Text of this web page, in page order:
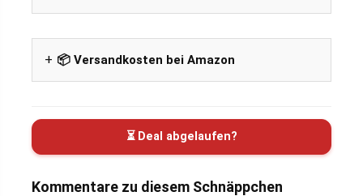
📦 Versandkosten bei Amazon
⏳ Deal abgelaufen?
Kommentare zu diesem Schnäppchen